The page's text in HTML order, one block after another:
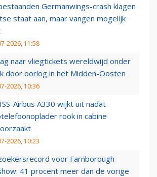
Germanwings-crash klagen
staat aan, maar vangen mogelijk
2026, 11:58
naar vliegtickets wereldwijd onder
door oorlog in het Midden-Oosten
2026, 10:36
Airbus A330 wijkt uit nadat
rook in cabine
2026, 10:23
voor Farnborough
41 procent meer dan de vorige